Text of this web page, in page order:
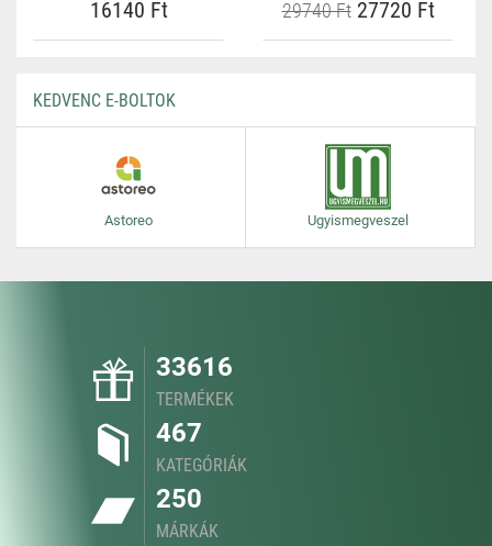
16140 Ft 29740 Ft27720 Ft
KEDVENC E-BOLTOK
Astoreo Ugyismegveszel
33616
TERMÉKEK
467
KATEGÓRIÁK
250
MÁRKÁK